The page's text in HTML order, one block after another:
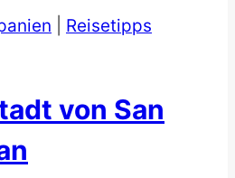
Sebastian
Reisetipps
von San